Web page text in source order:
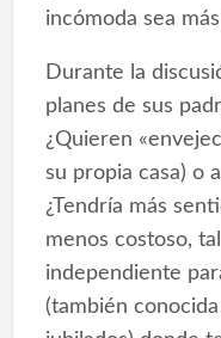
incómoda sea
Durante la
planes de sus
¿Quieren
su propia casa) o
¿Tendría más
menos costoso,
independiente
(también